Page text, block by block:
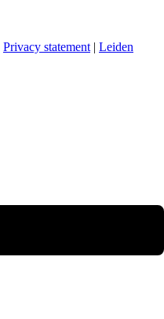
Privacy statement | Leiden